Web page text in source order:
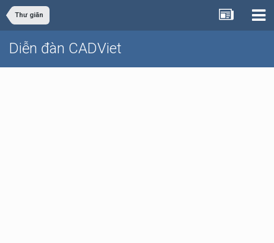
Thư giãn
Diễn đàn CADViet